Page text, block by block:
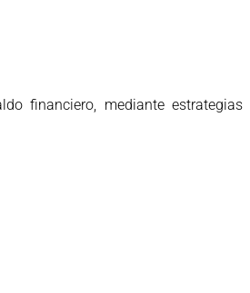
financiero, mediante estrategias